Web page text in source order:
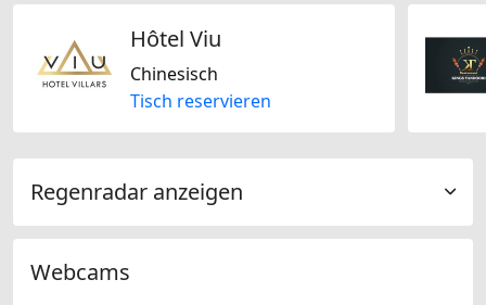
Hôtel Viu
Chinesisch
Tisch reservieren
Regenradar anzeigen
Webcams